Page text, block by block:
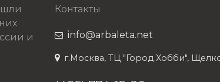
и
Контакты
info@arbaleta.net
г.Москва, ТЦ "Город Хобби",